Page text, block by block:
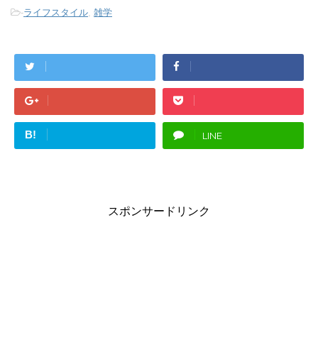
-ライフスタイル, 雑学
B! LINE
スポンサードリンク